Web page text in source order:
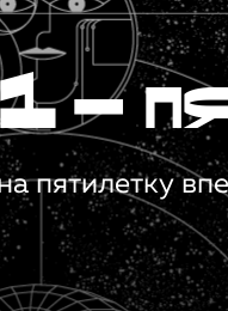
—
пятилетку